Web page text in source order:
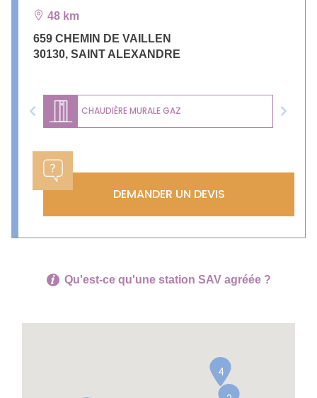
48 km
659 CHEMIN DE VAILLEN
30130, SAINT ALEXANDRE
CHAUDIÈRE MURALE GAZ
Previous Next
DEMANDER UN DEVIS
Qu'est-ce qu'une station SAV agréée ?
4